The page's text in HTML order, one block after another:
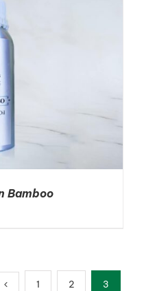
Bamboo
1 2 3